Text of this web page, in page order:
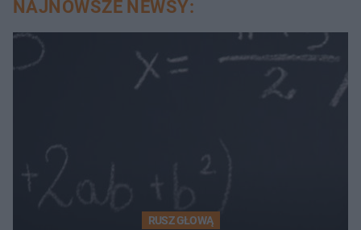
NAJNOWSZE NEWSY:
RUSZ GŁOWĄ